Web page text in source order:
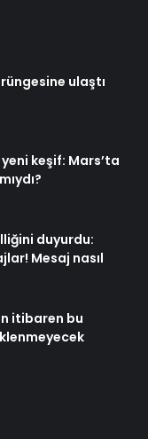
ulaştı
keşif: Mars’ta
duyurdu:
Mesaj nasıl
itibaren bu